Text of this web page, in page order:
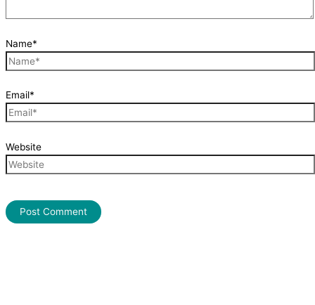
Name*
Email*
Website